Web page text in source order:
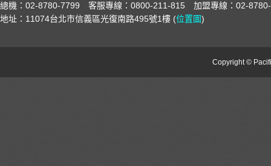
總機：02-8780-7799 客服專線：0800-211-815 加盟專線：02-
地址：11074台北市信義區光復南路495號1樓 (位置圖)
Copyright ©